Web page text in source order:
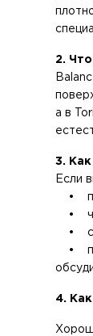
2.
а в
3.
Если
•
•
•
•
4.